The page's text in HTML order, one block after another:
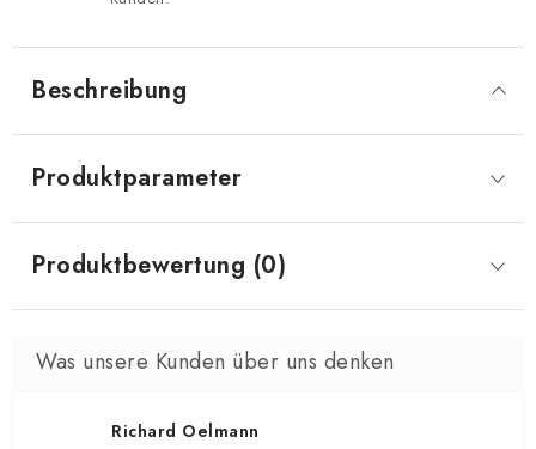
Beschreibung
Produktparameter
Produktbewertung (0)
Richard Oelmann